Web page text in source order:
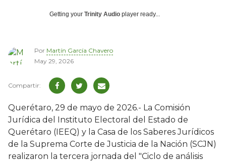
Getting your Trinity Audio player ready...
Por Martín García Chavero
May 29, 2026
Querétaro, 29 de mayo de 2026.- La Comisión
Jurídica del Instituto Electoral del Estado de
Querétaro (IEEQ) y la Casa de los Saberes Jurídicos
de la Suprema Corte de Justicia de la Nación (SCJN)
realizaron la tercera jornada del "Ciclo de análisis